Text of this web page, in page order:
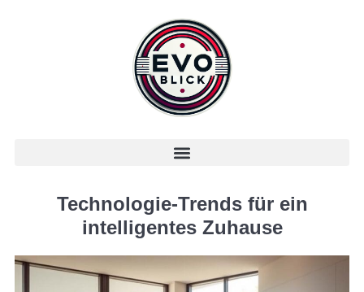
Technologie-Trends für ein
intelligentes Zuhause